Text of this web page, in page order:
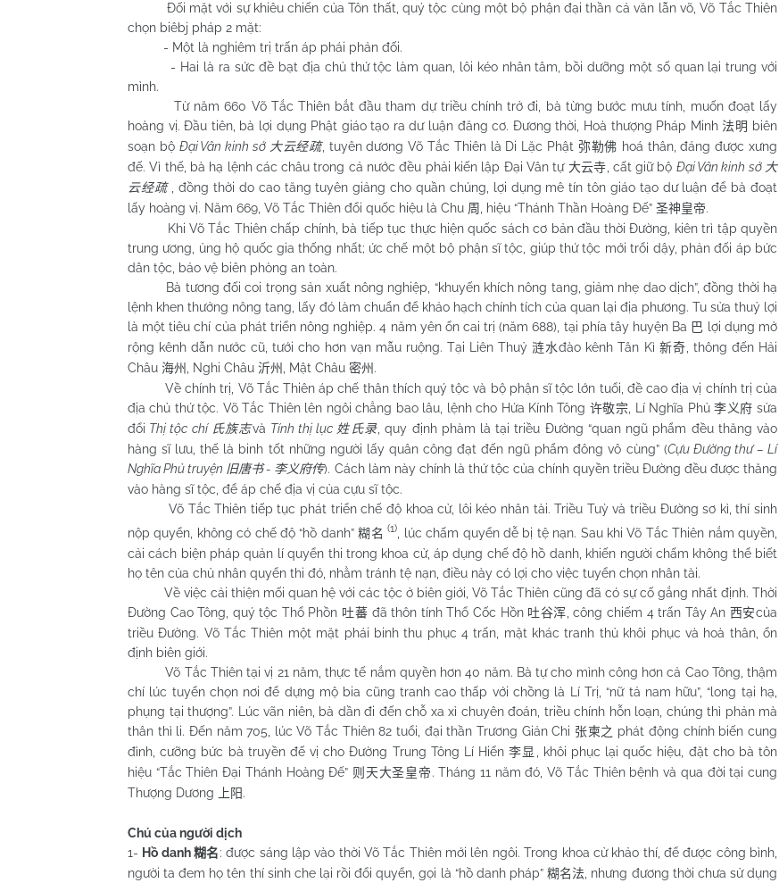
Đối mặt với sự khiêu chiến của Tôn thất, quý tộc cùng một bộ phận đại thần cả văn lẫn võ, Võ Tắc Thiên
chọn biêbj pháp 2 mặt:
- Một là nghiêm trị trấn áp phái phản đối.
- Hai là ra sức đề bạt địa chủ thứ tộc làm quan, lôi kéo nhân tâm, bồi dưỡng một số quan lại trung với
mình.
Từ năm 660 Võ Tắc Thiên bắt đầu tham dự triều chính trở đi, bà từng bước mưu tính, muốn đoạt lấy
hoàng vị. Đầu tiên, bà lợi dụng Phật giáo tạo ra dư luận đăng cơ. Đương thời, Hoà thượng Pháp Minh 法明 biên
soạn bộ Đại Vân kinh sớ 大云经疏, tuyên dương Võ Tắc Thiên là Di Lặc Phật 弥勒佛 hoá thân, đáng được xưng
đế. Vì thế, bà hạ lệnh các châu trong cả nước đều phải kiến lập Đại Vân tự 大云寺 , cất giữ bộ Đại Vân kinh sớ 大
云经疏, đồng thời do cao tăng tuyên giảng cho quần chúng, lợi dụng mê tín tôn giáo tạo dư luận để bà đoạt
lấy hoàng vị. Năm 669, Võ Tắc Thiên đổi quốc hiệu là Chu 周 , hiệu “Thánh Thần Hoàng Đế” 圣神皇帝.
Khi Võ Tắc Thiên chấp chính, bà tiếp tục thực hiện quốc sách cơ bản đầu thời Đường, kiên trì tập quyền
trung ương, ủng hộ quốc gia thống nhất; ức chế một bộ phận sĩ tộc, giúp thứ tộc mới trổi dậy, phản đối áp bức
dân tộc, bảo vệ biên phòng an toàn.
Bà tương đối coi trọng sản xuất nông nghiệp, “khuyến khích nông tang, giảm nhẹ dao dịch”, đồng thời hạ
lệnh khen thưởng nông tang, lấy đó làm chuẩn để khảo hạch chính tích của quan lại địa phương. Tu sửa thuỷ lợi
là một tiêu chí của phát triển nông nghiệp. 4 năm yên ổn cai trị (năm 688), tại phía tây huyện Ba 巴 lợi dụng mở
rộng kênh dẫn nước cũ, tưới cho hơn vạn mẫu ruộng. Tại Liên Thuỷ 涟水đào kênh Tân Kì 新奇 , thông đến Hải
Châu 海州 , Nghi Châu 沂州 , Mật Châu 密州 .
Về chính trị, Võ Tắc Thiên áp chế thân thích quý tộc và bộ phận sĩ tộc lớn tuổi, đề cao địa vị chính trị của
địa chủ thứ tộc. Võ Tắc Thiên lên ngôi chẳng bao lâu, lệnh cho Hứa Kính Tông 许敬宗 , Lí Nghĩa Phủ李义府 sửa
đổi Thị tộc chí 氏族志và Tính thị lục 姓氏录 , quy định phàm là tại triều Đường “quan ngũ phẩm đều thăng vào
hàng sĩ lưu, thế là binh tốt những người lấy quân công đạt đến ngũ phẩm đông vô cùng” (Cựu Đường thư – Lí
Nghĩa Phủ truyện 旧唐书- 李义府传). Cách làm này chính là thứ tộc của chính quyền triều Đường đều được thăng
vào hàng sĩ tộc, để áp chế địa vị của cựu sĩ tộc.
Võ Tắc Thiên tiếp tục phát triển chế độ khoa cử, lôi kéo nhân tài. Triều Tuỳ và triều Đường sơ kì, thí sinh
nộp quyển, không có chế độ “hồ danh”糊名 (1)
, lúc chấm quyển dễ bị tệ nạn. Sau khi Võ Tắc Thiên nắm quyền,
cải cách biện pháp quản lí quyển thi trong khoa cử, áp dụng chế độ hồ danh, khiến người chấm không thể biết
họ tên của chủ nhân quyển thi đó, nhằm tránh tệ nạn, điều này có lợi cho việc tuyển chọn nhân tài.
Về việc cải thiện mối quan hệ với các tộc ở biên giới, Võ Tắc Thiên cũng đã có sự cố gắng nhất định. Thời
Đường Cao Tông, quý tộc Thổ Phồn 吐蕃 đã thôn tính Thổ Cốc Hồn 吐谷浑 , công chiếm 4 trấn Tây An 西安của
triều Đường. Võ Tắc Thiên một mặt phái binh thu phục 4 trấn, mặt khác tranh thủ khôi phục và hoà thân, ổn
định biên giới.
Võ Tắc Thiên tại vị 21 năm, thực tế nắm quyền hơn 40 năm. Bà tự cho mình công hơn cả Cao Tông, thậm
chí lúc tuyển chọn nơi để dựng mộ bia cũng tranh cao thấp với chồng là Lí Trị, “nữ tả nam hữu”, “long tại hạ,
phụng tại thượng”. Lúc vãn niên, bà dần đi đến chỗ xa xỉ chuyên đoán, triều chính hỗn loạn, chúng thì phản mà
thân thì li. Đến năm 705, lúc Võ Tắc Thiên 82 tuổi, đại thần Trương Giản Chi 张柬之 phát động chính biến cung
đình, cưỡng bức bà truyền đế vị cho Đường Trung Tông Lí Hiển李显
, khôi phục lại quốc hiệu, đặt cho bà tôn
hiệu “Tắc Thiên Đại Thánh Hoàng Đế” 则天大圣皇帝 . Tháng 11 năm đó, Võ Tắc Thiên bệnh và qua đời tại cung
Thượng Dương
上阳 .
Chú của người dịch
1- Hồ danh糊名 : được sáng lập vào thời Võ Tắc Thiên mới lên ngôi. Trong khoa cử khảo thí, để được công bình,
người ta đem họ tên thí sinh che lại rồi đổi quyển, gọi là “hồ danh pháp” 糊名法 , nhưng đương thời chưa sử dụng